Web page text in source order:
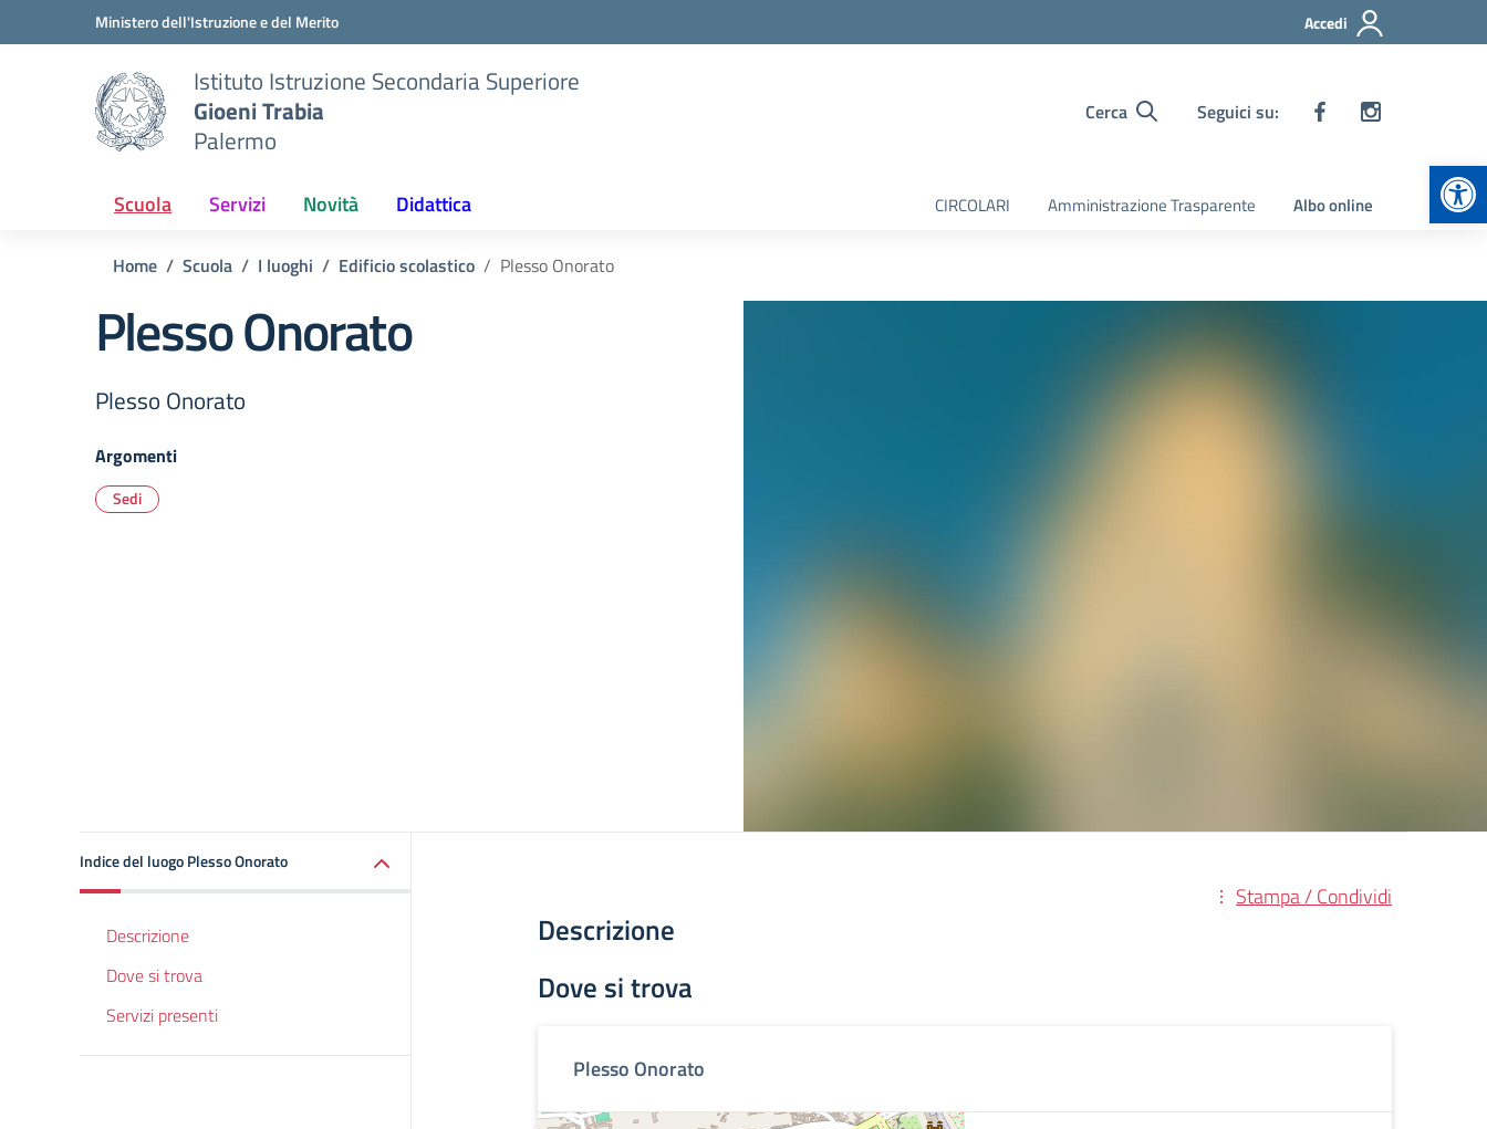
Vai ai contenuti
Vai al menu di navigazioneMinistero dell'Istruzione e del Merito Accedi
Istituto Istruzione Secondaria Superiore
Gioeni Trabia
Palermo
Cerca Seguici su:
Scuola Servizi Novità Didattica CIRCOLARI Amministrazione Trasparente Albo online
Home Scuola I luoghi Edificio scolastico Plesso Onorato
Plesso Onorato
Plesso Onorato
Argomenti
Sedi
Indice del luogo Plesso Onorato
Descrizione
Dove si trova
Servizi presenti
Stampa / Condividi
Descrizione
Dove si trova
Plesso Onorato